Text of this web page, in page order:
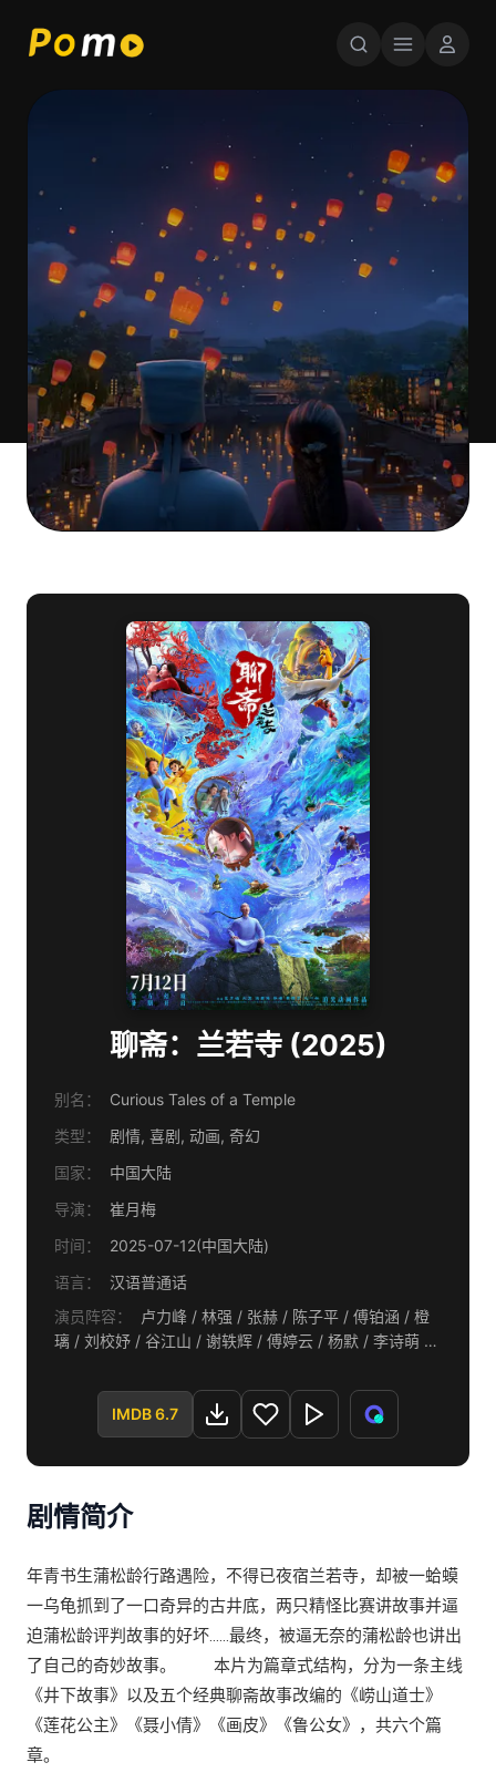
聊斋：兰若寺 (2025)
别名：
Curious Tales of a Temple
类型：
剧情, 喜剧, 动画, 奇幻
国家：
中国大陆
导演：
崔月梅
时间：
2025-07-12(中国大陆)
语言：
汉语普通话
演员阵容：
卢力峰 / 林强 / 张赫 / 陈子平 / 傅铂涵 / 橙
璃 / 刘校妤 / 谷江山 / 谢轶辉 / 傅婷云 / 杨默 / 李诗萌 /
IMDB 6.7
剧情简介
年青书生蒲松龄行路遇险，不得已夜宿兰若寺，却被一蛤蟆
一乌龟抓到了一口奇异的古井底，两只精怪比赛讲故事并逼
迫蒲松龄评判故事的好坏……最终，被逼无奈的蒲松龄也讲出
了自己的奇妙故事。 本片为篇章式结构，分为一条主线
《井下故事》以及五个经典聊斋故事改编的《崂山道士》
《莲花公主》《聂小倩》《画皮》《鲁公女》，共六个篇
章。